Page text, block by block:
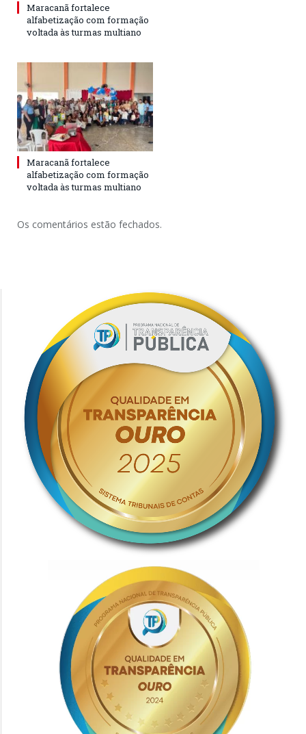
Maracanã fortalece
alfabetização com formação
voltada às turmas multiano
Maracanã fortalece
alfabetização com formação
voltada às turmas multiano
Os comentários estão fechados.